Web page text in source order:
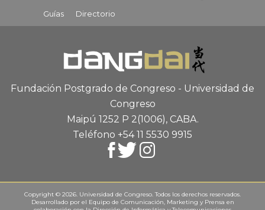
Guías
Directorio
Fundación Postgrado de Congreso - Universidad de
Congreso
Maipú 1252 P 2(1006), CABA.
Teléfono +54 11 5530 9915
Copyright © 2026. Universidad de Congreso. Todos los derechos reservados.
Desarrollado por el Equipo de Comunicación, Marketing y Prensa en